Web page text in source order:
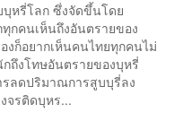
หรี่โลก ซึ่งจัดขึ้นโดย
กคนเห็นถึงอันตรายของ
งก็อยากเห็นคนไทยทุกคนไม่
ถึงโทษอันตรายของบุหรี่
รลดปริมาณการสูบบุรี่ลง
จรติดบุหร...